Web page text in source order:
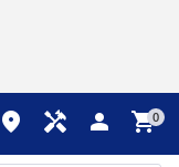
place handyman person shopping_cart0